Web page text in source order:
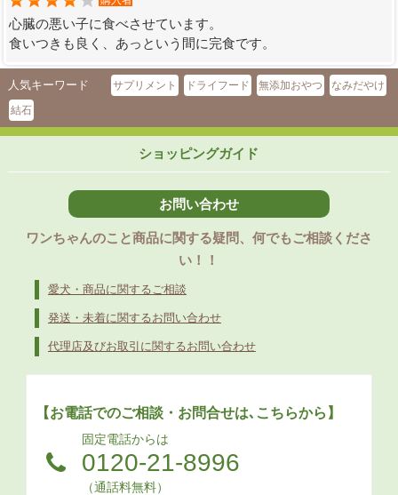
心臓の悪い子に食べさせています。
食いつきも良く、あっという間に完食です。
人気キーワード サプリメント ドライフード 無添加おやつ
なみだやけ
結石
ショッピングガイド
お問い合わせ
ワンちゃんのこと商品に関する疑問、何でもご相談くださ
い！！
愛犬・商品に関するご相談
発送・未着に関するお問い合わせ
代理店及びお取引に関するお問い合わせ
【お電話でのご相談・お問合せは､こちらから】
固定電話からは
0120-21-8996
（通話料無料）